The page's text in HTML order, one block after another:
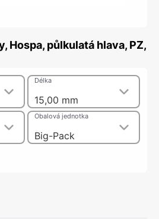
Hospa, půlkulatá hlava, PZ,
15,00 mm
Délka
Big-Pack
Obalová jednotka